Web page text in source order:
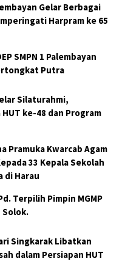
Gelar Berbagai
Harpram ke 65
SMPN 1 Palembayan
Putra
Silaturahmi,
ke-48 dan Program
Pramuka Kwarcab Agam
33 Kepala Sekolah
di Harau
Terpilih Pimpin MGMP
Solok.
Singkarak Libatkan
dalam Persiapan HUT